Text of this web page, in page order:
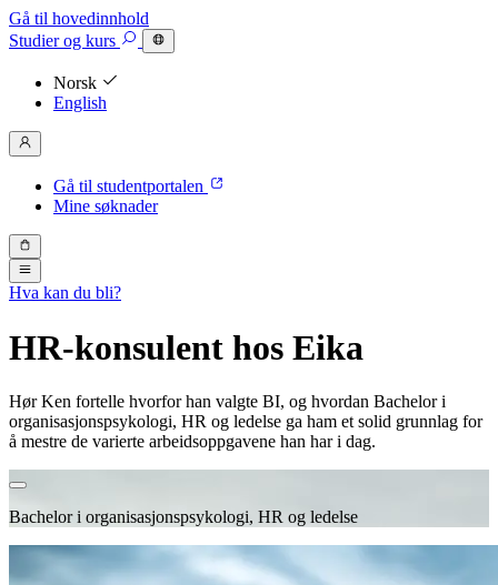
Gå til hovedinnhold
Studierog kurs
Norsk
English
Gå til studentportalen
Mine søknader
Hva kan du bli?
HR-konsulent hos Eika
Hør Ken fortelle hvorfor han valgte BI, og hvordan Bachelor i
organisasjonspsykologi, HR og ledelse ga ham et solid grunnlag for
å mestre de varierte arbeidsoppgavene han har i dag.
Bachelor i organisasjonspsykologi, HR og ledelse